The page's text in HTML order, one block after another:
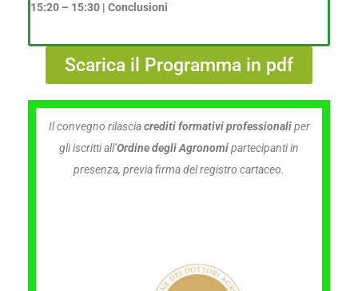
15:20 – 15:30 | Conclusioni
Scarica il Programma in pdf
Il convegno rilasciacrediti formativi professionaliper
gli iscritti all’Ordine degli Agronomipartecipanti in
presenza, previa firma del registro cartaceo.